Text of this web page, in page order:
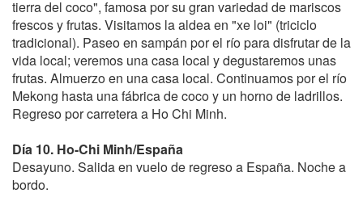
tierra del coco", famosa por su gran variedad de mariscos
frescos y frutas. Visitamos la aldea en "xe loi" (triciclo
tradicional). Paseo en sampán por el río para disfrutar de la
vida local; veremos una casa local y degustaremos unas
frutas. Almuerzo en una casa local. Continuamos por el río
Mekong hasta una fábrica de coco y un horno de ladrillos.
Regreso por carretera a Ho Chi Minh.
Día 10. Ho-Chi Minh/España
Desayuno. Salida en vuelo de regreso a España. Noche a
bordo.